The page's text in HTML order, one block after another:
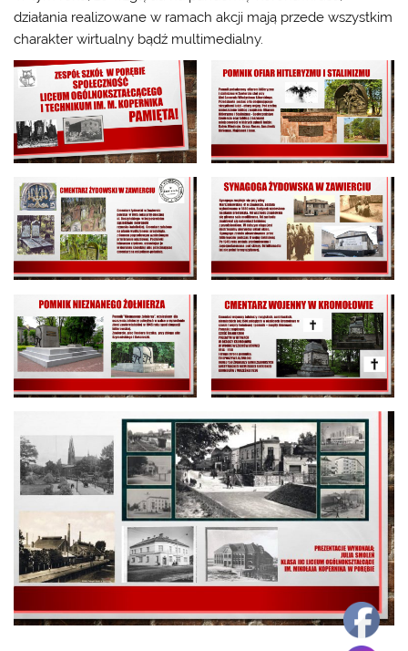
działania realizowane w ramach akcji mają przede wszystkim
charakter wirtualny bądź multimedialny.